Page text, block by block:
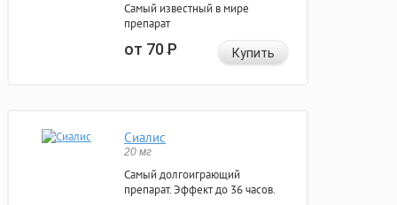
Самый известный в мире
препарат
от 70Р Купить
Сиалис
20 мг
Самый долгоиграющий
препарат. Эффект до 36 часов.